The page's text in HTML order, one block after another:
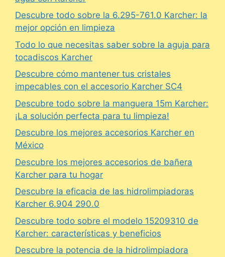
Descubre todo sobre la 6.295-761.0 Karcher: la
mejor opción en limpieza
Todo lo que necesitas saber sobre la aguja para
tocadiscos Karcher
Descubre cómo mantener tus cristales
impecables con el accesorio Karcher SC4
Descubre todo sobre la manguera 15m Karcher:
¡La solución perfecta para tu limpieza!
Descubre los mejores accesorios Karcher en
México
Descubre los mejores accesorios de bañera
Karcher para tu hogar
Descubre la eficacia de las hidrolimpiadoras
Karcher 6.904 290.0
Descubre todo sobre el modelo 15209310 de
Karcher: características y beneficios
Descubre la potencia de la hidrolimpiadora